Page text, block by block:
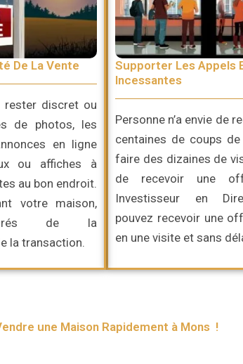
Supporter Les Appels
Incessantes
Personne n’a envie de
centaines de coups
faire des dizaines de
de recevoir une
Investisseur en
pouvez recevoir une
en une visite et sans
De La Vente
rester discret ou
de photos, les
en ligne
ou affiches à
au bon endroit.
votre maison,
de la
la transaction.
une Maison Rapidement à Mons !